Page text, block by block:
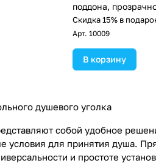
поддона,
матовое золото
Скидка 15% в
Арт. 10009
В корзину
душевого уголка
собой удобное
условия для принятия душа.
и простоте